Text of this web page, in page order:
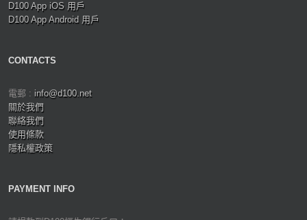
D100 App iOS 用戶
D100 App Android 用戶
CONTACTS
電郵 : info@d100.net
關於我們
聯絡我們
使用條款
隱私權政策
PAYMENT INFO